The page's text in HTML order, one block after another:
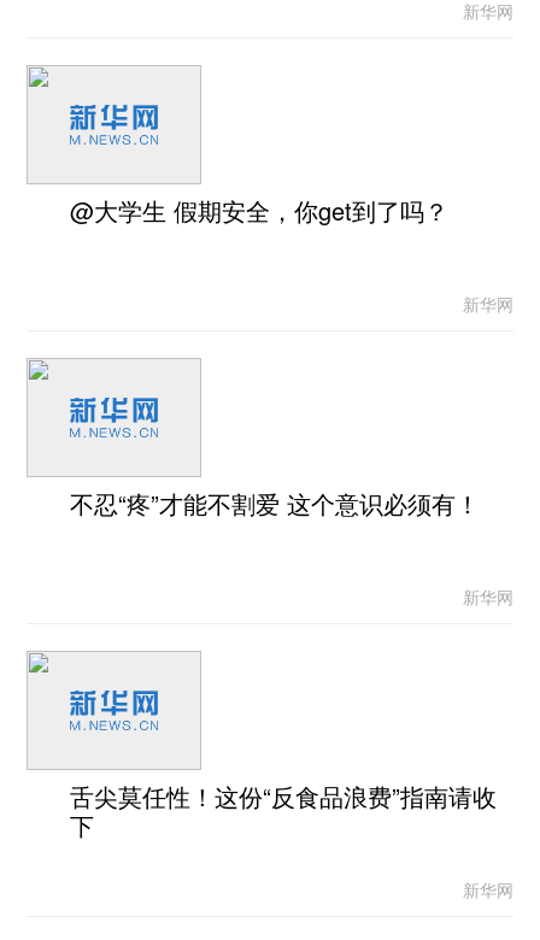
新华网
@大学生 假期安全，你get到了吗？
新华网
不忍“疼”才能不割爱 这个意识必须有！
新华网
舌尖莫任性！这份“反食品浪费”指南请收
下
新华网